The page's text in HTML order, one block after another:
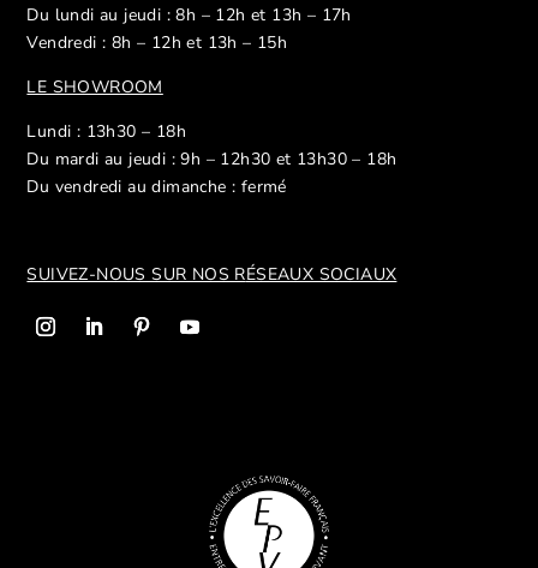
Du lundi au jeudi : 8h – 12h et 13h – 17h
Vendredi : 8h – 12h et 13h – 15h
LE SHOWROOM
Lundi : 13h30 – 18h
Du mardi au jeudi : 9h – 12h30 et 13h30 – 18h
Du vendredi au dimanche : fermé
SUIVEZ-NOUS SUR NOS RÉSEAUX SOCIAUX